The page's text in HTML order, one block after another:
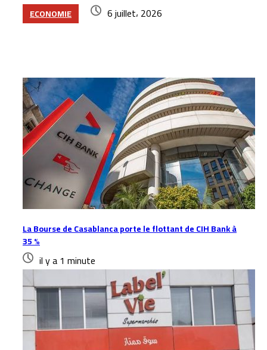
ECONOMIE 6 juillet، 2026
La Bourse de Casablanca porte le flottant de CIH Bank à
35 %
il y a 1 minute